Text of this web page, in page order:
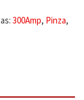
300Amp, Pinza,